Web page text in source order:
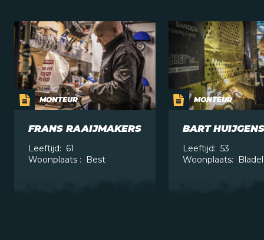
MONTEUR
FRANS RAAIJMAKERS
Leeftijd: 61
Woonplaats :
Best
MONTEUR
BART HUIJGENS
Leeftijd: 53
Woonplaats:
Bladel